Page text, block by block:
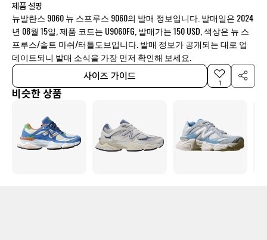
제품 설명
뉴발란스 9060 뉴 스프루스 9060의 발매 정보입니다. 발매일은 2024
년 08월 15일, 제품 코드는 U9060FG, 발매가는 150 USD, 색상은 뉴 스
프루스/솔트 마쉬/터틀도브입니다. 발매 정보가 공개되는 대로 업
데이트되니 발매 소식을 가장 먼저 확인해 보세요.
사이즈 가이드
1
비슷한 상품